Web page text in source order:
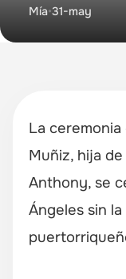
Proyecto MIA
Mía•31-may
La ceremonia
Muñiz, hija
Anthony, se
Ángeles sin